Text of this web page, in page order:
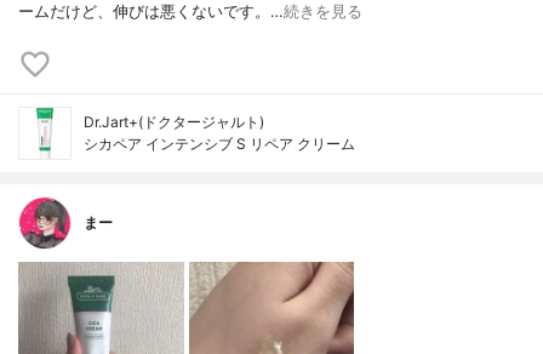
ームだけど、伸びは悪くないです。…続きを見る
Dr.Jart+(ドクタージャルト)
シカペア インテンシブ S リペア クリーム
まー